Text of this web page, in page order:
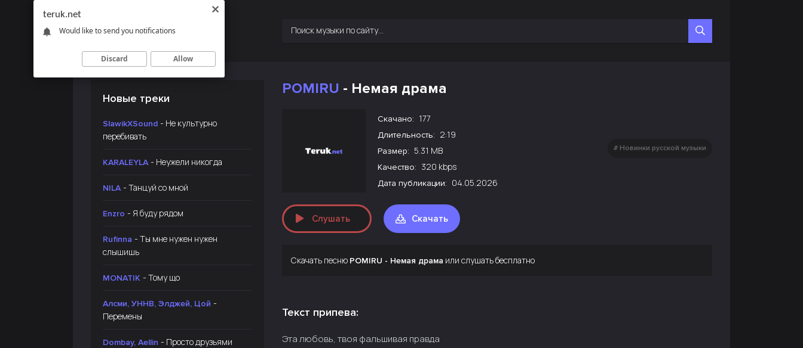
Новые треки
SlawikXSound - Не культурно
перебивать
KARALEYLA - Неужели никогда
NILA - Танцуй со мной
Enzro - Я буду рядом
Rufinna - Ты мне нужен нужен
слышишь
MONATIK - Тому що
Алсми, УННВ, Элджей, Цой -
Перемены
Dombay, Aellin - Просто друзьями
POMIRU - Немая драма
Скачано: 177
Длительность: 2:19
Размер: 5.31 MB
Качество: 320 kbps
Дата публикации: 04.05.2026
Новинки русской музыки
Слушать Скачать
Скачать песню POMIRU - Немая драма или слушать бесплатно
Текст припева:
Эта любовь, твоя фальшивая правда
teruk.net
Would like to send you notifications
Discard Allow